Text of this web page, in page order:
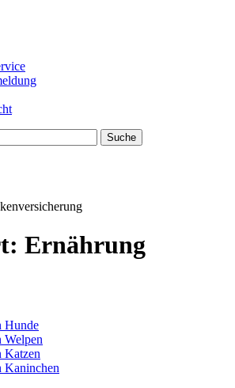
Suche
Ernährung
Hunde
Welpen
Katzen
Kaninchen